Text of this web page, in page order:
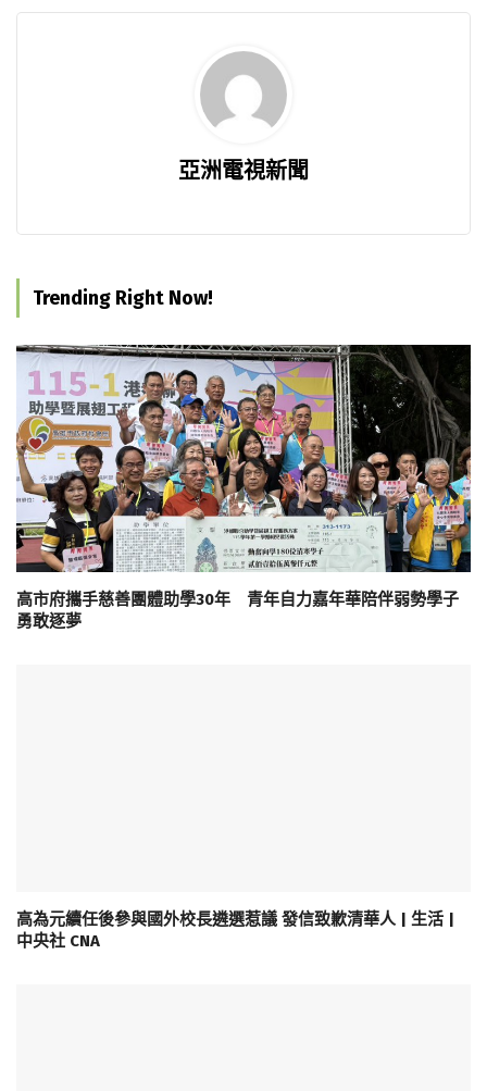
亞洲電視新聞
Trending Right Now!
高市府攜手慈善團體助學30年 青年自力嘉年華陪伴弱勢學子
勇敢逐夢
高為元續任後參與國外校長遴選惹議 發信致歉清華人 | 生活 |
中央社 CNA